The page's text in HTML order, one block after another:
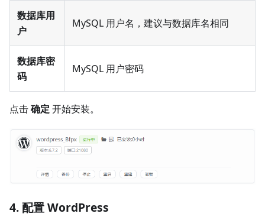
数据库用
户
MySQL 用户名，建议与数据库名相同
数据库密
码
MySQL 用户密码
点击确定 开始安装。
4. 配置 WordPress